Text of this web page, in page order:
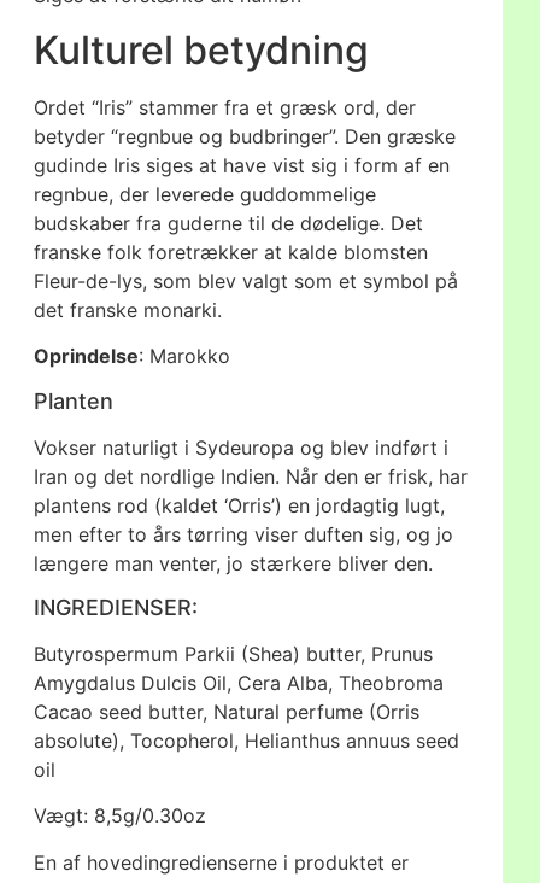
Kulturel betydning
Ordet “Iris” stammer fra et græsk ord, der
betyder “regnbue og budbringer”. Den græske
gudinde Iris siges at have vist sig i form af en
regnbue, der leverede guddommelige
budskaber fra guderne til de dødelige. Det
franske folk foretrækker at kalde blomsten
Fleur-de-lys, som blev valgt som et symbol på
det franske monarki.
Oprindelse: Marokko
Planten
Vokser naturligt i Sydeuropa og blev indført i
Iran og det nordlige Indien. Når den er frisk, har
plantens rod (kaldet ‘Orris’) en jordagtig lugt,
men efter to års tørring viser duften sig, og jo
længere man venter, jo stærkere bliver den.
INGREDIENSER:
Butyrospermum Parkii (Shea) butter, Prunus
Amygdalus Dulcis Oil, Cera Alba, Theobroma
Cacao seed butter, Natural perfume (Orris
absolute), Tocopherol, Helianthus annuus seed
oil
Vægt: 8,5g/0.30oz
En af hovedingredienserne i produktet er